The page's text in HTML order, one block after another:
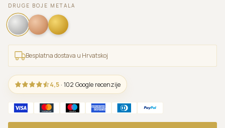
DRUGE BOJE METALA
Besplatna dostava u Hrvatskoj
4,5 · 102 Google recenzije